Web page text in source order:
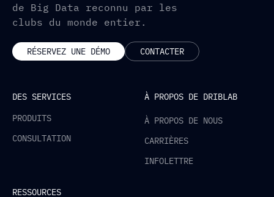
de Big Data reconnu par les
clubs du monde entier.
RÉSERVEZ UNE DÉMO CONTACTER
DES SERVICES
PRODUITS
CONSULTATION
À PROPOS DE DRIBLAB
À PROPOS DE NOUS
CARRIÈRES
INFOLETTRE
RESSOURCES